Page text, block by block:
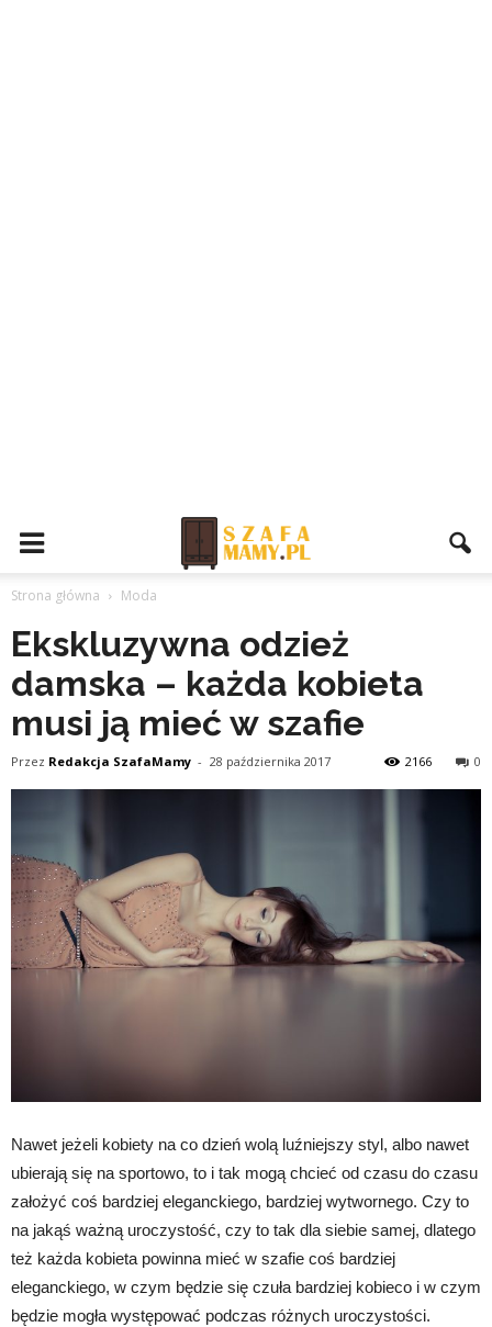
Strona główna Moda
Ekskluzywna odzież
damska – każda kobieta
musi ją mieć w szafie
Przez Redakcja SzafaMamy - 28 października 2017 0
2166
Nawet jeżeli kobiety na co dzień wolą luźniejszy styl, albo nawet
ubierają się na sportowo, to i tak mogą chcieć od czasu do czasu
założyć coś bardziej eleganckiego, bardziej wytwornego. Czy to
na jakąś ważną uroczystość, czy to tak dla siebie samej, dlatego
też każda kobieta powinna mieć w szafie coś bardziej
eleganckiego, w czym będzie się czuła bardziej kobieco i w czym
będzie mogła występować podczas różnych uroczystości.